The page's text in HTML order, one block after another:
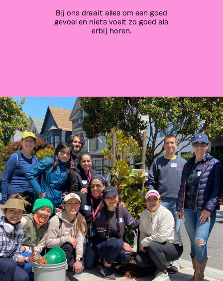
Bij ons draait alles om een goed
gevoel en niets voelt zo goed als
erbij horen.